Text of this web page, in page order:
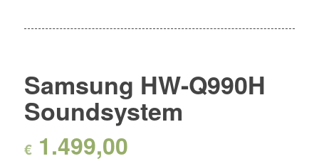
Samsung HW-Q990H
Soundsystem
€1.499,00